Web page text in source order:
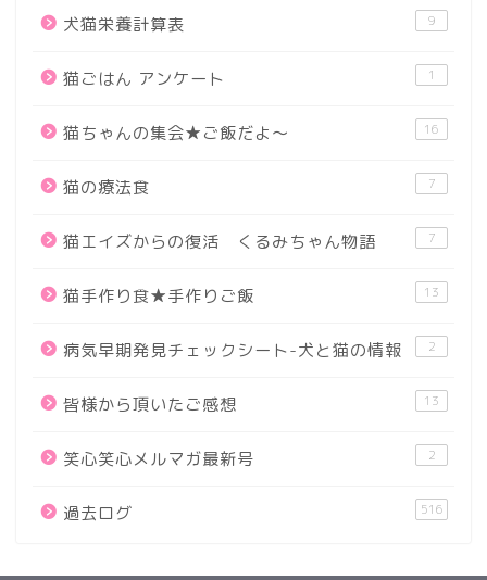
犬猫栄養計算表 9
猫ごはん アンケート 1
猫ちゃんの集会★ご飯だよ～ 16
猫の療法食 7
猫エイズからの復活 くるみちゃん物語 7
猫手作り食★手作りご飯 13
病気早期発見チェックシート-犬と猫の情報 2
皆様から頂いたご感想 13
笑心笑心メルマガ最新号 2
過去ログ 516